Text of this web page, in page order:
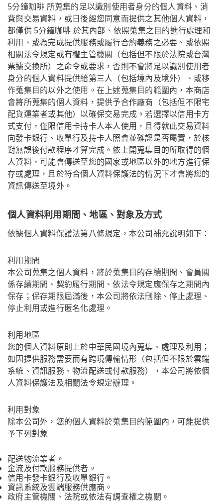
5分鐘咖啡 所蒐集的足以識別使用者身分的個人資料、消
費與交易資料，或日後經您同意而提供之其他個人資料，
都僅供 5分鐘咖啡 於其內部、依照蒐集之目的進行處理和
利用、或為完成提供服務或履行合約義務之必要、或依照
相關法令規定或有權主管機關（包括但不限於法院或台灣
票據交換所）之命令或要求，否則不會將足以識別使用者
身分的個人資料提供給第三人（包括境內及境外）、或移
作蒐集目的以外之使用。在上述蒐集目的範圍內，本商店
會將所蒐集的個人資料，提供予合作廠商（包括但不限宅
配貨運業者或其他）以確保交易完成。若選擇以信用卡方
式支付，僅限信用卡持卡人本人使用，且得就此交易資料
向發卡銀行、收單行及持卡人照會並確認是否屬實，於核
對無誤後付款程序才算完成。依上開蒐集目的所取得的個
人資料，可能會傳送至您的國家或地區以外的地方進行保
存或處理，且於符合個人資料保護法的情況下才會將您的
資訊傳送至境外。
個人資料利用期間、地區、對象及方式
依據個人資料保護法第八條規定，本公司補充說明如下：
利用期間
本公司蒐集之個人資料，將於蒐集目的存續期間、會員關
係存續期間、契約履行期間、依法令規定應保存之期間內
保存；保存期限屆滿後，本公司將依法刪除、停止處理、
停止利用或進行匿名化處理。
利用地區
您的個人資料原則上於中華民國境內蒐集、處理及利用；
如因提供服務需要而有跨境傳輸情形（包括但不限於雲端
系統、資訊服務、物流配送或付款服務），本公司將依個
人資料保護法及相關法令規定辦理。
利用對象
除本公司外，您的個人資料於蒐集目的範圍內，可能提供
予下列對象
配送物流業者。
金流及付款服務提供者。
信用卡發卡銀行及收單銀行。
資訊系統及雲端服務供應商。
政府主管機關、法院或依法有調查權之機關。